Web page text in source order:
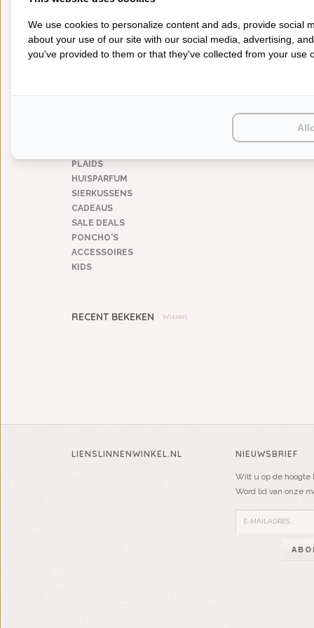
100% Sneeuwganzendons
TYPE DEKBED
Winter
PLAIDS
HUISPARFUM
SIERKUSSENS
CADEAUS
SALE DEALS
PONCHO'S
ACCESSOIRES
KIDS
RECENT BEKEKEN Wissen
LIENSLINNENWINKEL.NL NIEUWSBRIEF
Wilt u op de hoogte
Word lid van onze
We use cookies to personalize content and ads, provide social
about your use of our site with our social media, advertising,
you've provided to them or that they've collected from your use